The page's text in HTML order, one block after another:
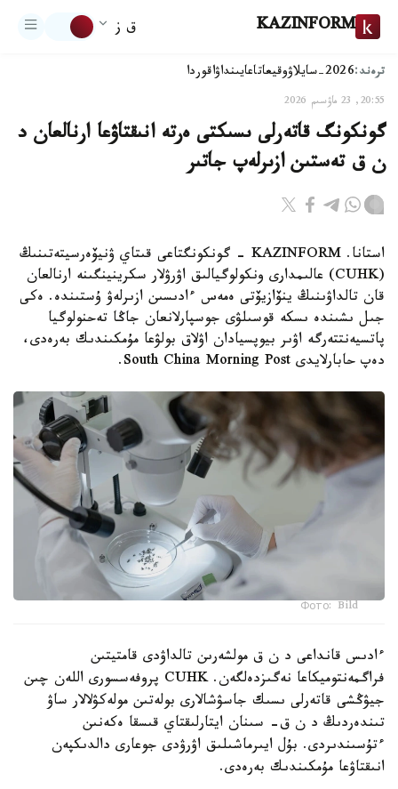
KAZINFORM ق ز
ترەند:2026-سايلاۋ وقيعاتاعايىنداۋاقوردا
20:55, 23 ماۋسىم 2026
گونكونگ قاتەرلى ىسىكتى ەرتە انىقتاۋعا ارنالعان د
ن ق تەستىن ازىرلەپ جاتىر
استانا. KAZINFORM - گونكونگتاعى قىتاي ۋنيۆەرسيتەتىنىڭ
(CUHK) عالىمدارى ونكولوگيالىق اۋرۋلار سكرينينگىنە ارنالعان
قان تالداۋىنىڭ ينۆازيۆتى ەمەس ءادىسىن ازىرلەۋ ۇستىندە. ەكى
جىل ىشىندە ىسكە قوسىلۋى جوسپارلانعان جاڭا تەحنولوگيا
پاتسيەنتتەرگە اۋىر بيوپسيادان اۋلاق بولۋعا مۇمكىندىك بەرەدى،
دەپ حابارلايدى South China Morning Post.
Фото: Bild
ءادىس قانداعى د ن ق مولشەرىن تالداۋدى قامتيتىن
فراگمەنتوميكاعا نەگىزدەلگەن. CUHK پروفەسسورى اللەن چىن
جيۋڭشى قاتەرلى ىسىك جاسۋشالارى بولەتىن مولەكۋلالار ساۋ
تىندەردىڭ د ن ق- سىنان ايتارلىقتاي قىسقا ەكەنىن
ءتۇسىندىردى. بۇل ايىرماشىلىق اۋرۋدى جوعارى دالدىكپەن
انىقتاۋعا مۇمكىندىك بەرەدى.